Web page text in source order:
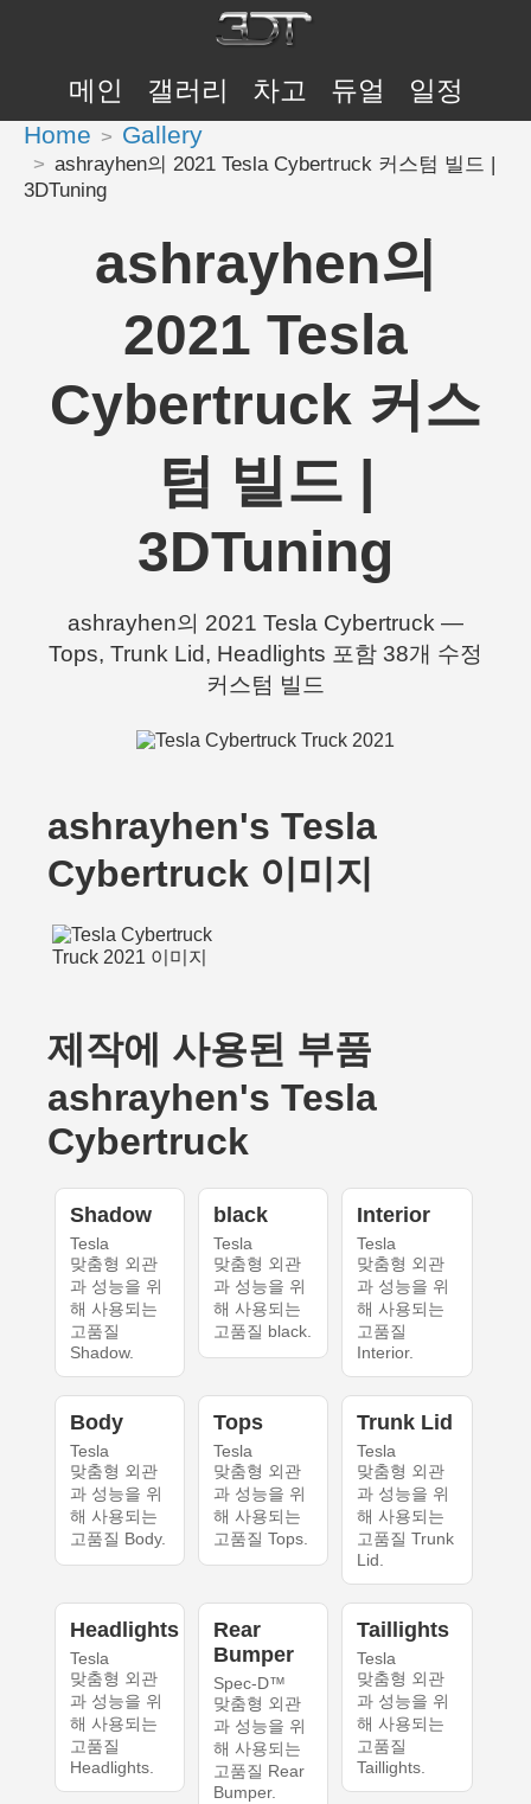
메인 갤러리 차고 듀얼 일정
Home Gallery
ashrayhen의 2021 Tesla Cybertruck 커스텀 빌드 |
3DTuning
ashrayhen의
2021 Tesla
Cybertruck 커스
텀 빌드 |
3DTuning
ashrayhen의 2021 Tesla Cybertruck —
Tops, Trunk Lid, Headlights 포함 38개 수정
커스텀 빌드
ashrayhen's Tesla
Cybertruck 이미지
제작에 사용된 부품
ashrayhen's Tesla
Cybertruck
Shadow
Tesla
맞춤형 외관
과 성능을 위
해 사용되는
고품질
Shadow.
black
Tesla
맞춤형 외관
과 성능을 위
해 사용되는
고품질 black.
Interior
Tesla
맞춤형 외관
과 성능을 위
해 사용되는
고품질
Interior.
Body
Tesla
맞춤형 외관
과 성능을 위
해 사용되는
고품질 Body.
Tops
Tesla
맞춤형 외관
과 성능을 위
해 사용되는
고품질 Tops.
Trunk Lid
Tesla
맞춤형 외관
과 성능을 위
해 사용되는
고품질 Trunk
Lid.
Headlights
Tesla
맞춤형 외관
과 성능을 위
해 사용되는
고품질
Headlights.
Rear
Bumper
Spec-D™
맞춤형 외관
과 성능을 위
해 사용되는
고품질 Rear
Bumper.
Taillights
Tesla
맞춤형 외관
과 성능을 위
해 사용되는
고품질
Taillights.